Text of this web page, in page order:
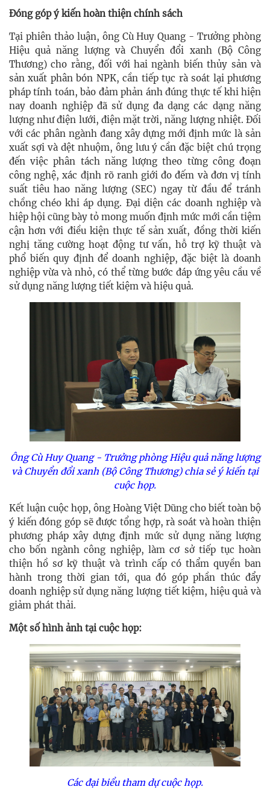
Đóng góp ý kiến hoàn thiện chính sách
Tại phiên thảo luận, ông Cù Huy Quang - Trưởng phòng
Hiệu quả năng lượng và Chuyển đổi xanh (Bộ Công
Thương) cho rằng, đối với hai ngành biến thủy sản và
sản xuất phân bón NPK, cần tiếp tục rà soát lại phương
pháp tính toán, bảo đảm phản ánh đúng thực tế khi hiện
nay doanh nghiệp đã sử dụng đa dạng các dạng năng
lượng như điện lưới, điện mặt trời, năng lượng nhiệt. Đối
với các phân ngành đang xây dựng mới định mức là sản
xuất sợi và dệt nhuộm, ông lưu ý cần đặc biệt chú trọng
đến việc phân tách năng lượng theo từng công đoạn
công nghệ, xác định rõ ranh giới đo đếm và đơn vị tính
suất tiêu hao năng lượng (SEC) ngay từ đầu để tránh
chồng chéo khi áp dụng. Đại diện các doanh nghiệp và
hiệp hội cũng bày tỏ mong muốn định mức mới cần tiệm
cận hơn với điều kiện thực tế sản xuất, đồng thời kiến
nghị tăng cường hoạt động tư vấn, hỗ trợ kỹ thuật và
phổ biến quy định để doanh nghiệp, đặc biệt là doanh
nghiệp vừa và nhỏ, có thể từng bước đáp ứng yêu cầu về
sử dụng năng lượng tiết kiệm và hiệu quả.
Ông Cù Huy Quang - Trưởng phòng Hiệu quả năng lượng
và Chuyển đổi xanh (Bộ Công Thương) chia sẻ ý kiến tại
cuộc họp.
Kết luận cuộc họp, ông Hoàng Việt Dũng cho biết toàn bộ
ý kiến đóng góp sẽ được tổng hợp, rà soát và hoàn thiện
phương pháp xây dựng định mức sử dụng năng lượng
cho bốn ngành công nghiệp, làm cơ sở tiếp tục hoàn
thiện hồ sơ kỹ thuật và trình cấp có thẩm quyền ban
hành trong thời gian tới, qua đó góp phần thúc đẩy
doanh nghiệp sử dụng năng lượng tiết kiệm, hiệu quả và
giảm phát thải.
Một số hình ảnh tại cuộc họp:
Các đại biểu tham dự cuộc họp.